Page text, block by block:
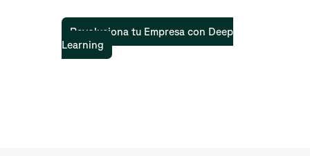
Revoluciona tu Empresa con Deep
Learning